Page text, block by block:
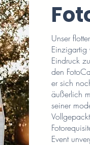
Unser
Einzigartig
Eindruck
den
er sich
äußerlich
seiner
Event